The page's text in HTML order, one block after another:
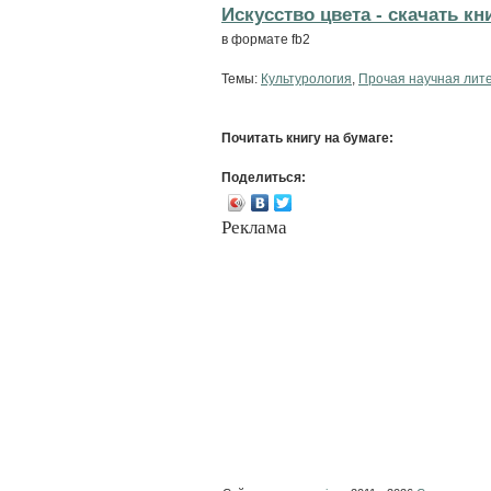
Искусство цвета - cкачать
в формате fb2
Темы: Культурология Прочая научная
Почитать книгу на бумаге:
Поделиться:
Реклама